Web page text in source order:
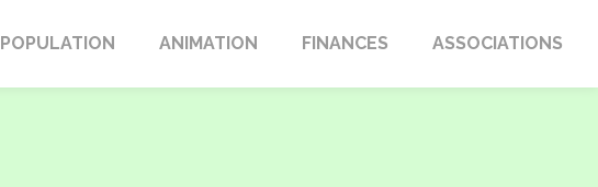
POPULATION ANIMATION FINANCES ASSOCIATIONS